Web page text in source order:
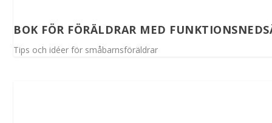
BOK FÖR FÖRÄLDRAR MED
Tips och idéer för småbarnsföräldrar